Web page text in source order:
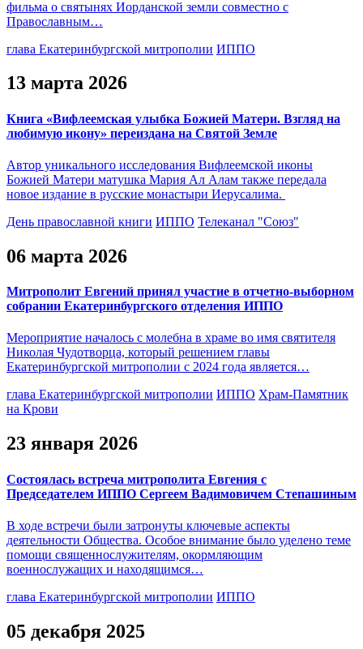
фильма о святынях Иорданской земли совместно с
Православным…
глава Екатеринбургской митрополии ИППО
13 марта 2026
Книга «Вифлеемская улыбка Божией Матери. Взгляд на
любимую икону» переиздана на Святой Земле
Автор уникального исследования Вифлеемской иконы
Божией Матери матушка Мария Ал Алам также передала
новое издание в русские монастыри Иерусалима.
День православной книги ИППО Телеканал "Союз"
06 марта 2026
Митрополит Евгений принял участие в отчетно-выборном
собрании Екатеринбургского отделения ИППО
Мероприятие началось с молебна в храме во имя святителя
Николая Чудотворца, который решением главы
Екатеринбургской митрополии с 2024 года является…
глава Екатеринбургской митрополии ИППО Храм-Памятник
на Крови
23 января 2026
Состоялась встреча митрополита Евгения с
Председателем ИППО Сергеем Вадимовичем Степашиным
В ходе встречи были затронуты ключевые аспекты
деятельности Общества. Особое внимание было уделено теме
помощи священнослужителям, окормляющим
военнослужащих и находящимся…
глава Екатеринбургской митрополии ИППО
05 декабря 2025